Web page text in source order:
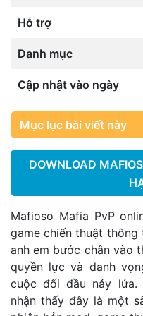
Hỗ trợ
Danh mục
Cập nhật vào ngày
Mục lục bài viết này
DOWNLOAD
Mafioso Mafia PvP
game chiến thuật
anh em bước chân vào
quyền lực và danh
cuộc đối đầu nảy lửa.
nhận thấy đây là một